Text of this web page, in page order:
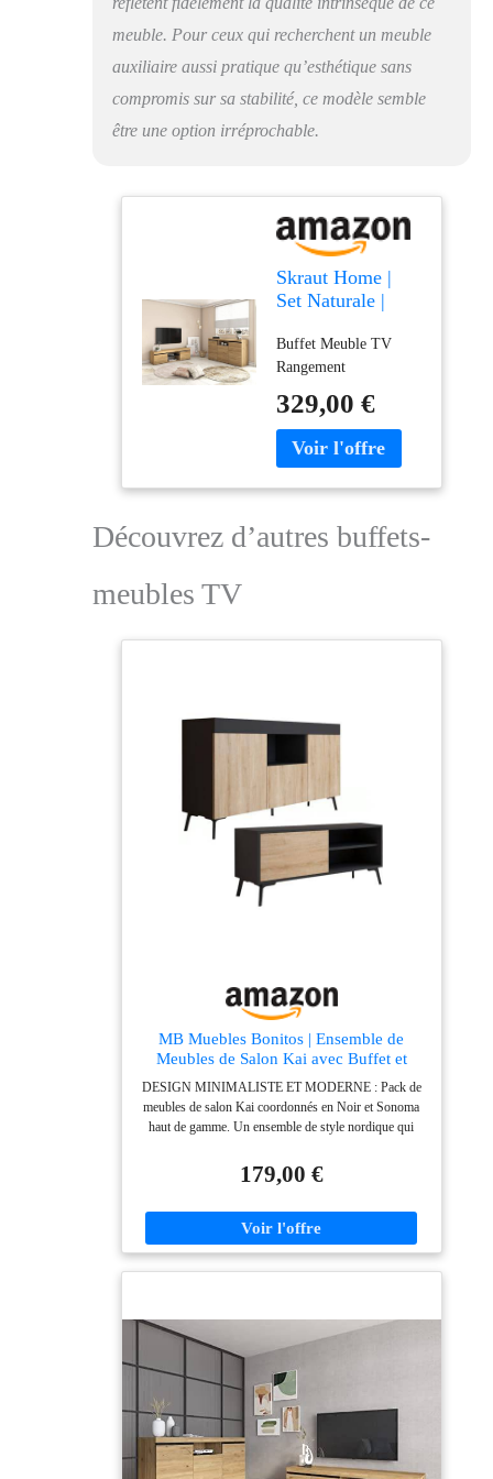
meuble. Pour ceux qui recherchent un meuble
auxiliaire aussi pratique qu’esthétique sans
compromis sur sa stabilité, ce modèle semble
être une option irréprochable.
Skraut Home |
Set Naturale |
Meuble auxiliaire
| Buffet-Meuble
TV 140cm |
Finition Couleur
chêne Noir
Nordique
Buffet Meuble TV
Rangement
329,00 €
Découvrez d’autres buffets-
meubles TV
MB Muebles Bonitos | Ensemble de
Meubles de Salon Kai avec Buffet et
Meuble TV | Design Moderne | Mélaminé
Mat | Couleur Noir et Sonoma
DESIGN MINIMALISTE ET MODERNE : Pack de
meubles de salon Kai coordonnés en Noir et Sonoma
haut de gamme. Un ensemble de style nordique qui
renouveler complètement l'ambiance de votre salle à
manger ou salon avec des lignes épurées et avant-
d'organisation intégrale qui combine un buffet de 130
cm et un meuble TV de 100 cm. Configuration parfaite
MATÉRIAUX DE HAUTE RÉSISTANCE :
Fabriqué avec des panneaux de mélaminé haute densité
et équipé de pieds robustes en plastique qui protègent
le sol et assurent la stabilité. Sa surface est hautement
résistante aux rayures et très facile à nettoyer,
garantissant que l'ensemble reste impeccable au fil du
temps. DIMENSIONS PARFAITES POUR VOTRE
SALON : Profitez au maximum de votre salon avec ce
179,00 €